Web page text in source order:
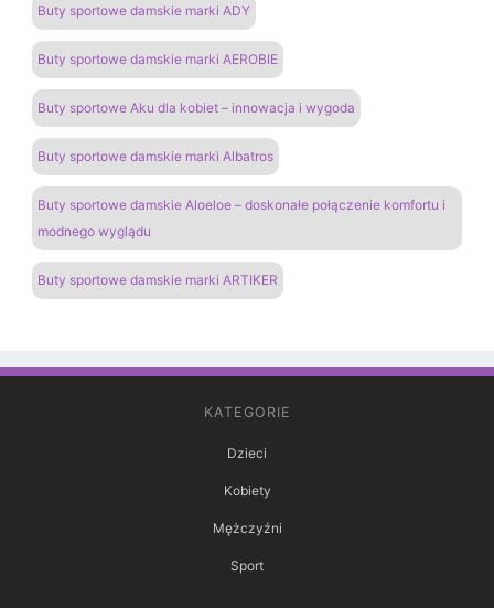
Buty sportowe damskie marki ADY
Buty sportowe damskie marki AEROBIE
Buty sportowe Aku dla kobiet – innowacja i wygoda
Buty sportowe damskie marki Albatros
Buty sportowe damskie Aloeloe – doskonałe połączenie komfortu i
modnego wyglądu
Buty sportowe damskie marki ARTIKER
KATEGORIE
Dzieci
Kobiety
Mężczyźni
Sport